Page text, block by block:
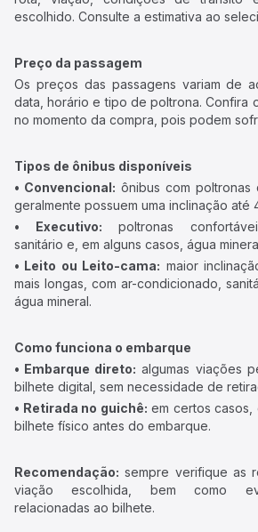
escolhido. Consulte a estimativa ao
Preço da passagem
Os preços das passagens variam de
data, horário e tipo de poltrona. Confira
no momento da compra, pois podem
Tipos de ônibus disponíveis
• Convencional: ônibus com
geralmente possuem uma inclinação até
• Executivo: poltronas
sanitário e, em alguns casos, água
• Leito ou Leito-cama: maior
mais longas, com ar-condicionado,
água mineral.
Como funciona o embarque
• Embarque direto: algumas viações
bilhete digital, sem necessidade de
• Retirada no guichê: em certos casos,
bilhete físico antes do embarque.
Recomendação: sempre verifique as
viação escolhida, bem como
relacionadas ao bilhete.